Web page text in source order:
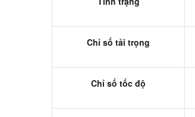
Chỉ số tải trọng
Chỉ số tốc độ